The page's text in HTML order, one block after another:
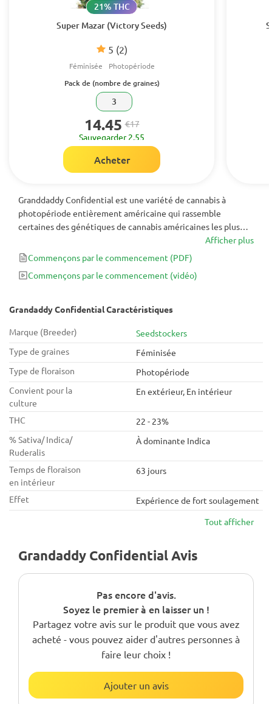
Super Mazar (Victory Seeds)
5 (2)
21% THC
Féminisée Photopériode
Pack de (nombre de graines)
3
14.45 €17
Sauvegarder 2.55
Acheter
Granddaddy Confidential est une variété de cannabis à
photopériode entièrement américaine qui rassemble
certaines des génétiques de cannabis américaines les plus
populaires pour produire un hybride puissant qui partage le
meilleur de chaque parent. Apportant jusqu'à 500 g / m² après
seulement 9 semaines de floraison, cette variété devrait être
la prochaine sur votre liste de culture!
Afficher plus
Commençons par le commencement (PDF)
Commençons par le commencement (vidéo)
Grandaddy Confidential Caractéristiques
Marque (Breeder)
Seedstockers
Type de graines
Féminisée
Type de floraison
Photopériode
Convient pour la
culture
En extérieur, En intérieur
THC
22 - 23%
% Sativa/ Indica/
Ruderalis
À dominante Indica
Temps de floraison
en intérieur
63 jours
Effet
Expérience de fort soulagement
Tout afficher
Grandaddy Confidential Avis
Pas encore d'avis.
Soyez le premier à en laisser un !
Partagez votre avis sur le produit que vous avez
acheté - vous pouvez aider d'autres personnes à
faire leur choix !
Ajouter un avis